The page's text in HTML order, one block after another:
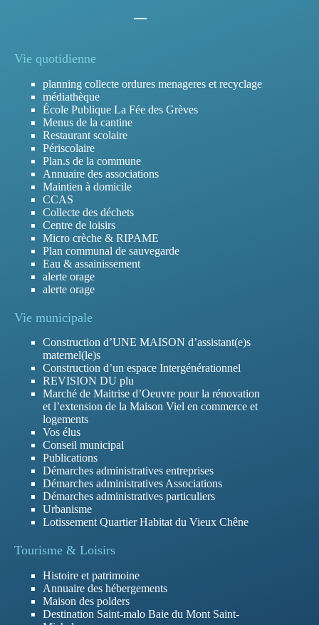
Vie quotidienne
planning collecte ordures menageres et recyclage
médiathèque
École Publique La Fée des Grèves
Menus de la cantine
Restaurant scolaire
Périscolaire
Plan.s de la commune
Annuaire des associations
Maintien à domicile
CCAS
Collecte des déchets
Centre de loisirs
Micro crèche & RIPAME
Plan communal de sauvegarde
Eau & assainissement
alerte orage
alerte orage
Vie municipale
Construction d’UNE MAISON d’assistant(e)s
maternel(le)s
Construction d’un espace Intergénérationnel
REVISION DU plu
Marché de Maitrise d’Oeuvre pour la rénovation
et l’extension de la Maison Viel en commerce et
logements
Vos élus
Conseil municipal
Publications
Démarches administratives entreprises
Démarches administratives Associations
Démarches administratives particuliers
Urbanisme
Lotissement Quartier Habitat du Vieux Chêne
Tourisme & Loisirs
Histoire et patrimoine
Annuaire des hébergements
Maison des polders
Destination Saint-malo Baie du Mont Saint-